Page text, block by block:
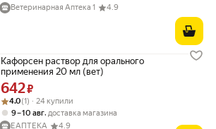
Ветеринарная Аптека 1
4.9
Кафорсен раствор для орального
применения 20 мл (вет)
Цена 642 ₽ вместо
642₽
Рейтинг товара: 4.0 из 5
Оценок: (1) · 24 купили
4.0(1) · 24 купили
9 – 10 авг, доставка магазина
ЕАПТЕКА
4.9